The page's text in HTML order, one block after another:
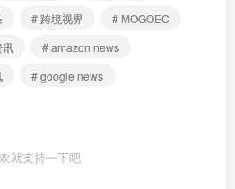
# 跨境视界
# MOGOEC
讯
# amazon news
# google news
就支持一下吧